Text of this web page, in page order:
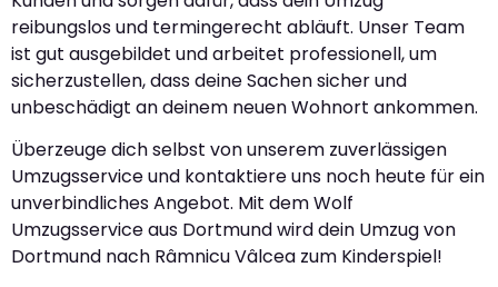
reibungslos und termingerecht abläuft. Unser Team
ist gut ausgebildet und arbeitet professionell, um
sicherzustellen, dass deine Sachen sicher und
unbeschädigt an deinem neuen Wohnort ankommen.
Überzeuge dich selbst von unserem zuverlässigen
Umzugsservice und kontaktiere uns noch heute für ein
unverbindliches Angebot. Mit dem Wolf
Umzugsservice aus Dortmund wird dein Umzug von
Dortmund nach Râmnicu Vâlcea zum Kinderspiel!